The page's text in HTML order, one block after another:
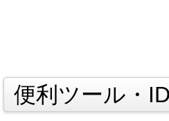
便利ツール・